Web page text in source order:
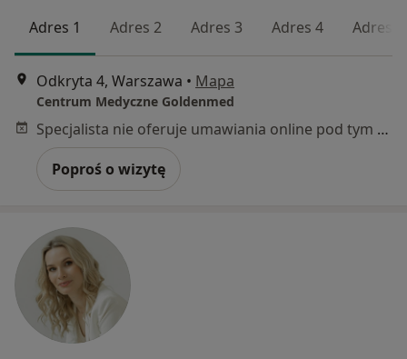
Adres 1 Adres 2 Adres 3 Adres 4 Adres 5
Odkryta 4, Warszawa • Mapa
Centrum Medyczne Goldenmed
Specjalista nie oferuje umawiania online pod tym adresem.
Poproś o wizytę